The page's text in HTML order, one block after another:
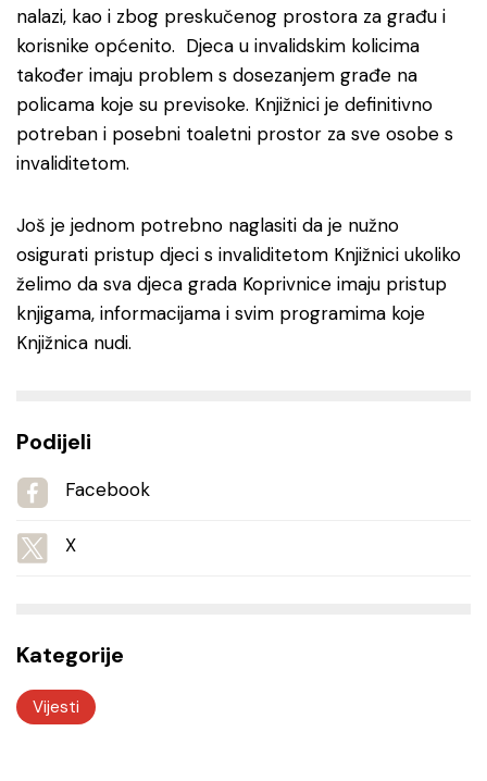
nalazi, kao i zbog preskučenog prostora za građu i
korisnike općenito. Djeca u invalidskim kolicima
također imaju problem s dosezanjem građe na
policama koje su previsoke. Knjižnici je definitivno
potreban i posebni toaletni prostor za sve osobe s
invaliditetom.
Još je jednom potrebno naglasiti da je nužno
osigurati pristup djeci s invaliditetom Knjižnici ukoliko
želimo da sva djeca grada Koprivnice imaju pristup
knjigama, informacijama i svim programima koje
Knjižnica nudi.
Podijeli
Facebook
X
Kategorije
Vijesti